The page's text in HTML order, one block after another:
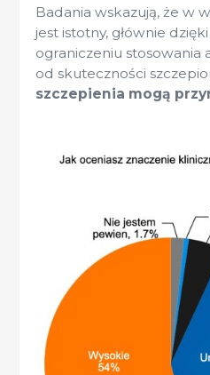
Badania wskazują, że w
jest istotny, głównie
ograniczeniu stosowania
od skuteczności
szczepienia mogą